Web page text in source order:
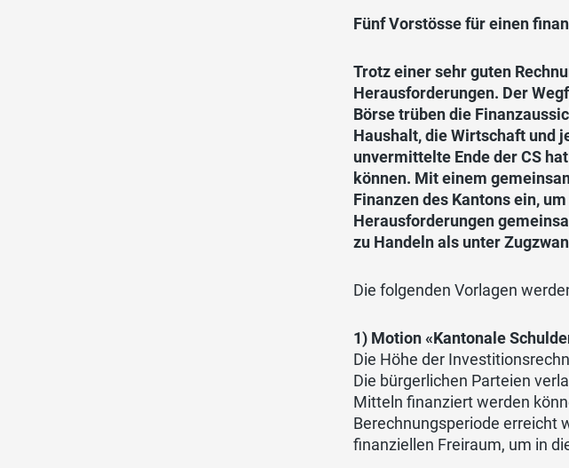
Fünf Vorstösse für einen
Trotz einer sehr guten
Herausforderungen. Der
Börse trüben die
Haushalt, die Wirtschaft und
unvermittelte Ende der CS
können. Mit einem
Finanzen des Kantons ein,
Herausforderungen
zu Handeln als unter
Die folgenden Vorlagen
1) Motion «Kantonale
Die Höhe der
Die bürgerlichen Parteien
Mitteln finanziert werden
Berechnungsperiode erreicht
finanziellen Freiraum, um in